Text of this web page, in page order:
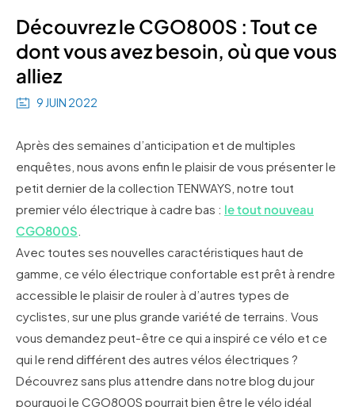
Découvrez le CGO800S : Tout ce
dont vous avez besoin, où que vous
alliez
9 JUIN 2022
Après des semaines d’anticipation et de multiples
enquêtes, nous avons enfin le plaisir de vous présenter le
petit dernier de la collection TENWAYS, notre tout
premier vélo électrique à cadre bas : le tout nouveau
CGO800S
Avec toutes ses nouvelles caractéristiques haut de
gamme, ce vélo électrique confortable est prêt à rendre
accessible le plaisir de rouler à d’autres types de
cyclistes, sur une plus grande variété de terrains. Vous
vous demandez peut-être ce qui a inspiré ce vélo et ce
qui le rend différent des autres vélos électriques ?
Découvrez sans plus attendre dans notre blog du jour
pourquoi le CGO800S pourrait bien être le vélo idéal